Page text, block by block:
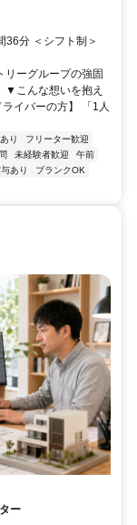
36分 ＜シフト制＞
リーグループの強固
▼こんな想いを抱え
イバーの方】 「1人
り
フリーター歓迎
未経験者歓迎
午前
あり
ブランクOK
ー